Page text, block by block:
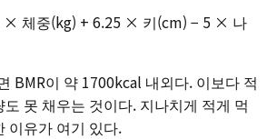
× 체중(kg) + 6.25 × 키(cm) − 5 × 나
BMR이 약 1700kcal 내외다. 이보다 적
못 채우는 것이다. 지나치게 적게 먹
이유가 여기 있다.